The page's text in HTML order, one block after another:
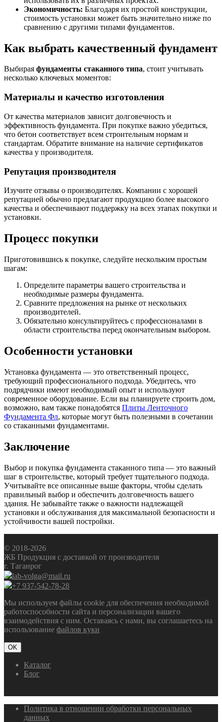
Экономичность: Благодаря их простой конструкции,
стоимость установки может быть значительно ниже по
сравнению с другими типами фундаментов.
Как выбрать качественный фундамент
Выбирая фундаменты стаканного типа, стоит учитывать
несколько ключевых моментов:
Материалы и качество изготовления
От качества материалов зависит долговечность и
эффективность фундамента. При покупке важно убедиться,
что бетон соответствует всем строительным нормам и
стандартам. Обратите внимание на наличие сертификатов
качества у производителя.
Репутация производителя
Изучите отзывы о производителях. Компании с хорошей
репутацией обычно предлагают продукцию более высокого
качества и обеспечивают поддержку на всех этапах покупки и
установки.
Процесс покупки
Приготовившись к покупке, следуйте нескольким простым
шагам:
Определите параметры вашего строительства и
необходимые размеры фундамента.
Сравните предложения на рынке от нескольких
производителей.
Обязательно консультируйтесь с профессионалами в
области строительства перед окончательным выбором.
Особенности установки
Установка фундамента — это ответственный процесс,
требующий профессионального подхода. Убедитесь, что
подрядчики имеют необходимый опыт и используют
современное оборудование. Если вы планируете строить дом,
возможно, вам также понадобятся Плиты Ленточного
Фундамента Фл, которые могут быть полезными в сочетании
со стаканными фундаментами.
Заключение
Выбор и покупка фундамента стаканного типа — это важный
шаг в строительстве, который требует тщательного подхода.
Учитывайте все описанные выше факторы, чтобы сделать
правильный выбор и обеспечить долговечность вашего
здания. Не забывайте также о важности надлежащей
установки и обслуживания для максимальной безопасности и
устойчивости вашей постройки.
© 2018-2026
ЖБ Продукция с доставкой от производителя
г. Таганрог
lab-volga@mail.ru
+7 937-542-78-28
Мы используем файлы cookie для обеспечения необходимой
работоспособности сайта и персонализации вашего
взаимодействия с ним. Оставаясь с нами, вы соглашаетесь на
использование файлов куки
OK
Каталог
Блог
Политика в отношении обработки персональных
данных